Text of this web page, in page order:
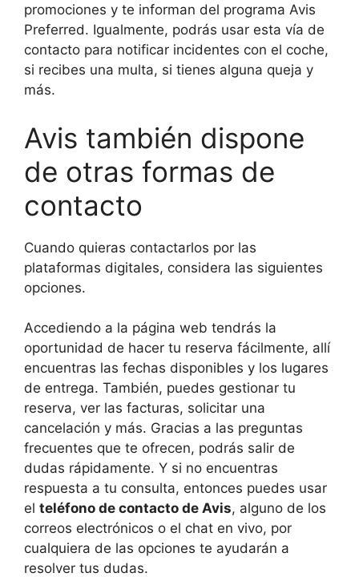
promociones y te informan del programa Avis
Preferred. Igualmente, podrás usar esta vía de
contacto para notificar incidentes con el coche,
si recibes una multa, si tienes alguna queja y
más.
Avis también dispone
de otras formas de
contacto
Cuando quieras contactarlos por las
plataformas digitales, considera las siguientes
opciones.
Accediendo a la página web tendrás la
oportunidad de hacer tu reserva fácilmente, allí
encuentras las fechas disponibles y los lugares
de entrega. También, puedes gestionar tu
reserva, ver las facturas, solicitar una
cancelación y más. Gracias a las preguntas
frecuentes que te ofrecen, podrás salir de
dudas rápidamente. Y si no encuentras
respuesta a tu consulta, entonces puedes usar
el teléfono de contacto de Avis, alguno de los
correos electrónicos o el chat en vivo, por
cualquiera de las opciones te ayudarán a
resolver tus dudas.